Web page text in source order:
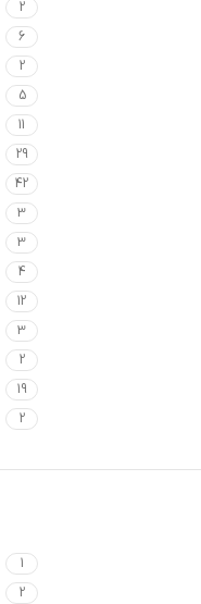
2
6
2
5
11
29
42
3
3
4
12
3
2
19
2
1
2